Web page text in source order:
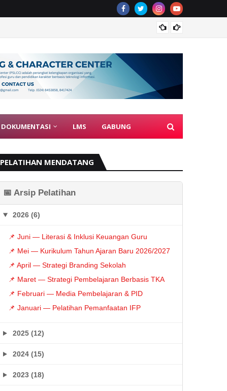
DOKUMENTASI LMS GABUNG
PELATIHAN MENDATANG
📅 Arsip Pelatihan
2026 (6)
📌 Juni — Literasi & Inklusi Keuangan Guru
📌 Mei — Kurikulum Tahun Ajaran Baru 2026/2027
📌 April — Strategi Branding Sekolah
📌 Maret — Strategi Pembelajaran Berbasis TKA
📌 Februari — Media Pembelajaran & PID
📌 Januari — Pelatihan Pemanfaatan IFP
2025 (12)
2024 (15)
2023 (18)